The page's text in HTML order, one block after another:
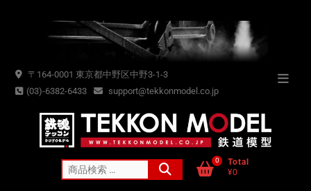
〒164-0001 東京都中野区中野3-1-3
(03)-6382-6433
support@tekkonmodel.co.jp
索
0
Total
¥0